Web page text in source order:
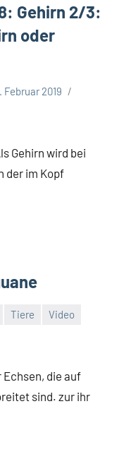
Gehirn 2/3:
oder
Februar 2019
Gehirn wird bei
der im Kopf
Tiere
Video
die auf
sind. zur ihr